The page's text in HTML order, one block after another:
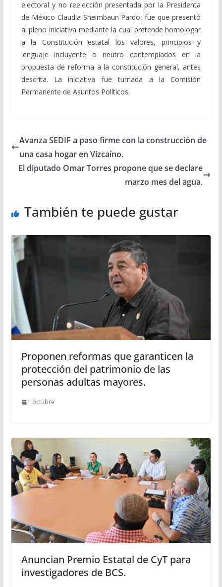
electoral y no reelección presentada por la Presidenta
de México Claudia Sheimbaun Pardo, fue que presentó
al pleno iniciativa mediante la cual pretende homologar
a la Constitución estatal los valores, principios y
lenguaje incluyente o neutro contemplados en la
propuesta de reforma a la constitución general, antes
descrita. La iniciativa fue turnada a la Comisión
Permanente de Asuntos Políticos.
Avanza SEDIF a paso firme con la construcción de
una casa hogar en Vizcaíno.
El diputado Omar Torres propone que se declare
marzo mes del agua.
También te puede gustar
Proponen reformas que garanticen la
protección del patrimonio de las
personas adultas mayores.
1 octubre
Anuncian Premio Estatal de CyT para
investigadores de BCS.